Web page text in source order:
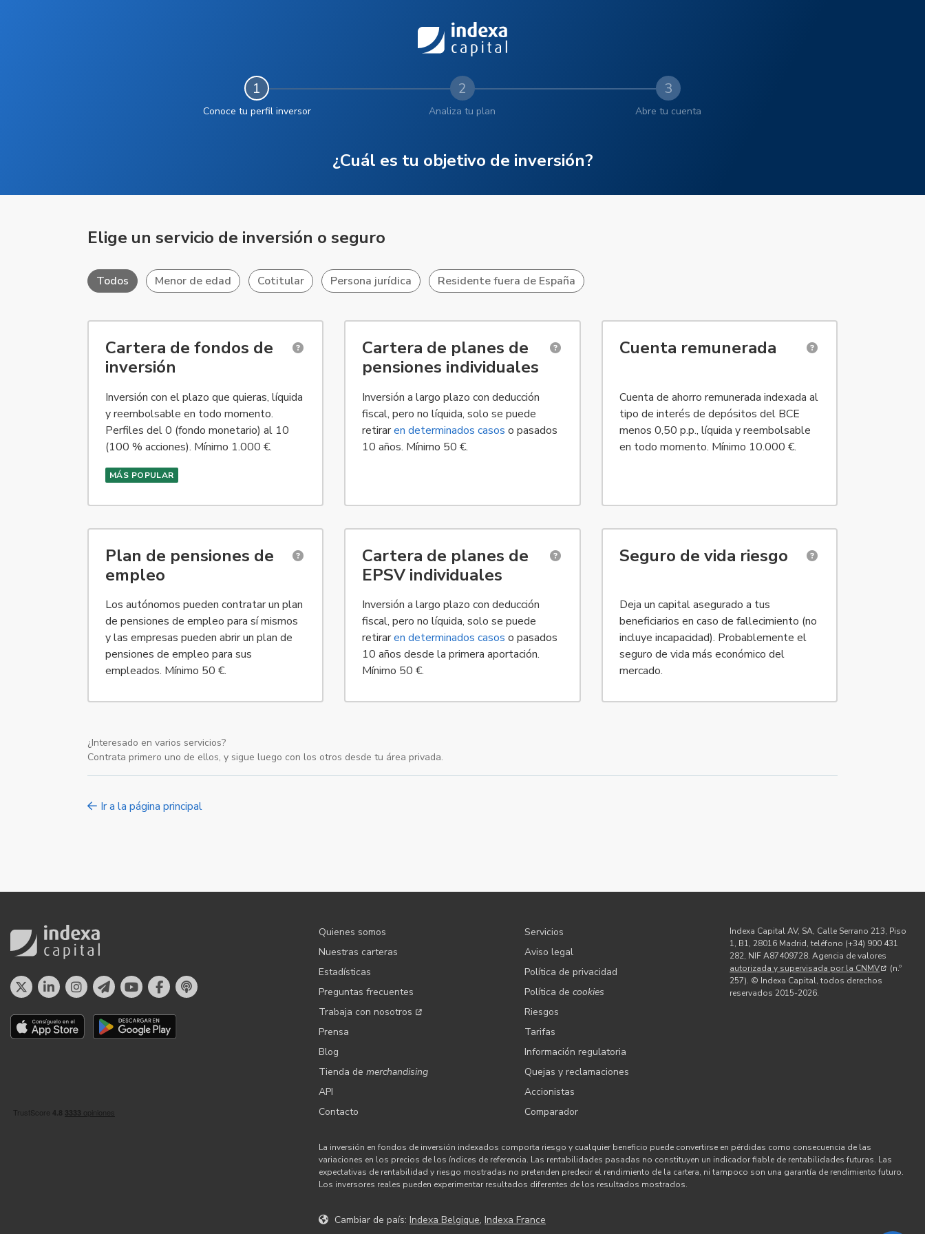
1
Conoce tu perfil inversor
2
Analiza tu plan
3
Abre tu cuenta
¿Cuál es tu objetivo de inversión?
Elige un servicio de inversión o seguro
Todos Menor de edad Cotitular Persona jurídica Residente fuera de España
Cartera de fondos de
inversión
Inversión con el plazo que quieras, líquida
y reembolsable en todo momento.
Perfiles del 0 (fondo monetario) al 10
(100 % acciones). Mínimo 1.000 €.
MÁS POPULAR
Cartera de planes de
pensiones individuales
Inversión a largo plazo con deducción
fiscal, pero no líquida, solo se puede
retiraren determinados casos o pasados
10 años. Mínimo 50 €.
Cuenta remunerada
Cuenta de ahorro remunerada indexada al
tipo de interés de depósitos del BCE
menos 0,50 p.p., líquida y reembolsable
en todo momento. Mínimo 10.000 €.
Plan de pensiones de
empleo
Los autónomos pueden contratar un plan
de pensiones de empleo para sí mismos
y las empresas pueden abrir un plan de
pensiones de empleo para sus
empleados. Mínimo 50 €.
Disponible para autónomos y para personas jurídicas españolas, o sucursales de empresas extranjeras con un NIF español y con residencia en España.
Cartera de planes de
EPSV individuales
Inversión a largo plazo con deducción
fiscal, pero no líquida, solo se puede
retiraren determinados casos o pasados
10 años desde la primera aportación.
Mínimo 50 €.
Disponible para personas físicas residentes el País Vasco. EPSV = Entidad de Previsión Social Voluntario, con fiscalidad
Seguro de vida riesgo
Deja un capital asegurado a tus
beneficiarios en caso de fallecimiento (no
incluye incapacidad). Probablemente el
seguro de vida más económico del
mercado.
Disponible solo para personas físicas residentes en España.
¿Interesado en varios servicios?
Contrata primero uno de ellos, y sigue luego con los otros desde tu área privada.
Ir a la página principal
Quienes somos
Nuestras carteras
Estadísticas
Preguntas frecuentes
Trabaja con nosotros
Prensa
Blog
Tienda de merchandising
API
Contacto
Servicios
Aviso legal
Política de privacidad
Política de cookies
Riesgos
Tarifas
Información regulatoria
Quejas y reclamaciones
Accionistas
Comparador
Indexa Capital AV, SA, Calle Serrano 213, Piso
1, B1, 28016 Madrid, teléfono (+34) 900 431
282, NIF A87409728. Agencia de valores
autorizada y supervisada por la CNMV
(n.º
257). © Indexa Capital, todos derechos
reservados 2015-2026.
La inversión en fondos de inversión indexados comporta riesgo y cualquier beneficio puede convertirse en pérdidas como consecuencia de las
variaciones en los precios de los índices de referencia. Las rentabilidades pasadas no constituyen un indicador fiable de rentabilidades futuras. Las
expectativas de rentabilidad y riesgo mostradas no pretenden predecir el rendimiento de la cartera, ni tampoco son una garantía de rendimiento futuro.
Los inversores reales pueden experimentar resultados diferentes de los resultados mostrados.
Cambiar de país: Indexa Belgique, Indexa France